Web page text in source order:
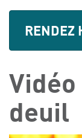
RENDEZ
deuil